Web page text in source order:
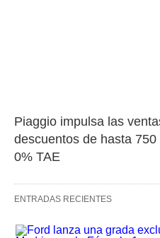
Piaggio impulsa las
descuentos de hasta
0% TAE
ENTRADAS RECIENTES